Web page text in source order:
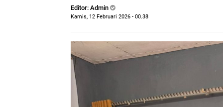
Editor: Admin
Kamis, 12 Februari 2026 - 00.38